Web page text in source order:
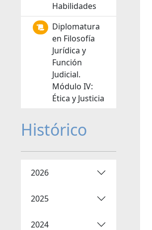
Habilidades
Diplomatura
en Filosofía
Jurídica y
Función
Judicial.
Módulo IV:
Ética y Justicia
Histórico
2026
2025
2024